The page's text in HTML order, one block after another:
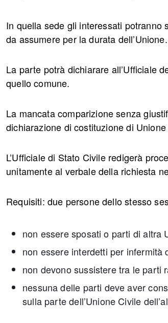
In quella sede gli interessati
da assumere per la durata dell’Unione.
La parte potrà dichiarare all’Ufficiale
quello comune.
La mancata comparizione senza
dichiarazione di costituzione di
L’Ufficiale di Stato Civile redigerà
unitamente al verbale della richiesta
Requisiti: due persone dello stesso
non essere sposati o parti di altra
non essere interdetti per infermità
non devono sussistere tra le parti
nessuna delle parti deve aver
sulla parte dell’Unione Civile